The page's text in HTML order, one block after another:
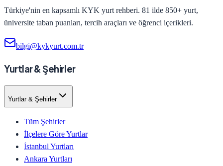
Türkiye'nin en kapsamlı KYK yurt rehberi. 81 ilde 850+ yurt,
üniversite taban puanları, tercih araçları ve öğrenci içerikleri.
bilgi@kykyurt.com.tr
Yurtlar & Şehirler
Yurtlar & Şehirler
Tüm Şehirler
İlçelere Göre Yurtlar
İstanbul Yurtları
Ankara Yurtları